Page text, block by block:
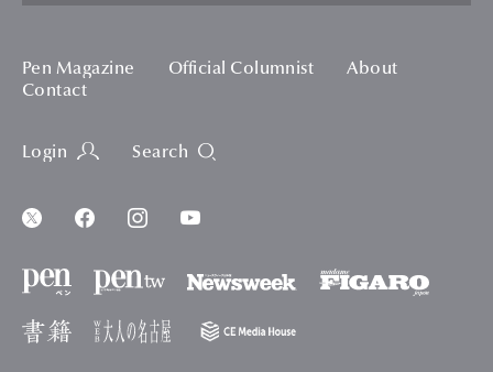
Pen Magazine Official Columnist
About
Contact
Login Search